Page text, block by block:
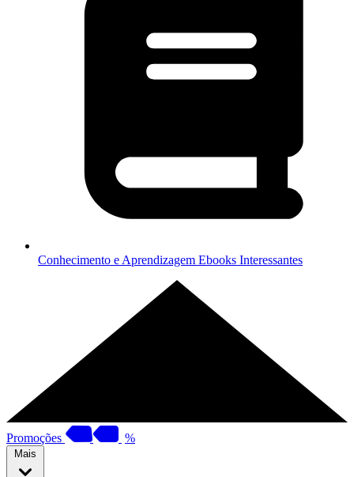
Conhecimento e Aprendizagem Ebooks Interessantes
Promoções %
Mais